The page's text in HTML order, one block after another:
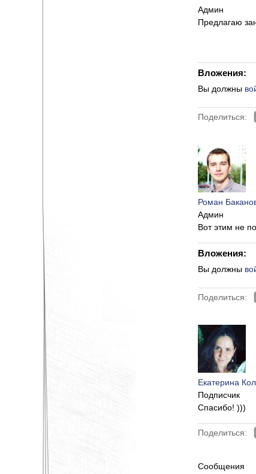
Админ
Предлагаю
Вложения:
Вы должны
Поделиться:
Роман
Админ
Вот этим не
Вложения:
Вы должны
Поделиться:
Екатерина
Подписчик
Спасибо! )))
Поделиться:
Сообщения